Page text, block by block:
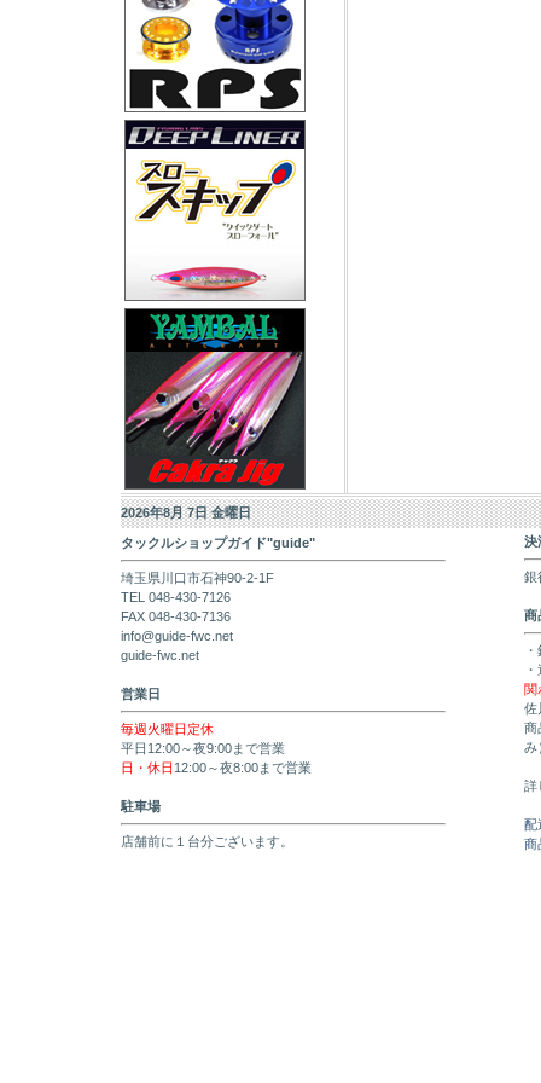
2026年8月 7日 金曜日
タックルショップガイド"guide"
埼玉県川口市石神90-2-1F
TEL 048-430-7126
FAX 048-430-7136
info@guide-fwc.net
guide-fwc.net
営業日
毎週火曜日定休
平日12:00～夜9:00まで営業
日・休日 12:00～夜8:00まで営業
駐車場
店舗前に１台分ございます。
決
銀
商
関
佐
商
み
詳
配
商